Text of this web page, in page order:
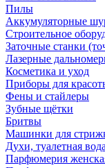
Пилы
Аккумуляторные
Строительное
Заточные станки
Лазерные
Косметика и уход
Приборы для
Фены и стайлеры
Зубные щётки
Бритвы
Машинки для
Духи, туалетная вода
Парфюмерия